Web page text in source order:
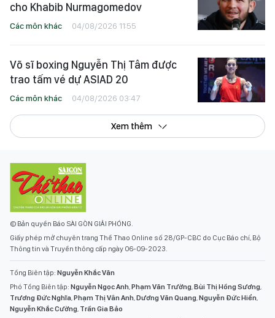
cho Khabib Nurmagomedov
Các môn khác 04/08/2026 11:55
Võ sĩ boxing Nguyễn Thị Tâm được
trao tấm vé dự ASIAD 20
Các môn khác 04/08/2026 03:47
Xem thêm
© Bản quyền Báo SÀI GÒN GIẢI PHÓNG.
Giấy phép mở chuyên trang Thể Thao Online số 28/GP-CBC do Cục Báo chí, Bộ
Thông tin và Truyền thông cấp ngày 06-09-2023.
Tổng Biên tập: Nguyễn Khắc Văn
Phó Tổng Biên tập: Nguyễn Ngọc Anh,Phạm Văn Trường,Bùi Thị Hồng Sương,
Trương Đức Nghĩa,Phạm Thị Vân Anh,Dương Văn Quang,Nguyễn Đức Hiển,
Nguyễn Khắc Cường, Trần Gia Bảo